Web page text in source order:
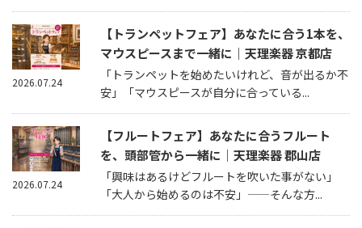
【トランペットフェア】あなたに合う1本を、
マウスピースまで一緒に｜天理楽器 京都店
「トランペットを始めたいけれど、音が出るか不
安」「マウスピースが自分に合っている...
2026.07.24
【フルートフェア】あなたに合うフルート
を、頭部管から一緒に｜天理楽器 郡山店
「興味はあるけどフルートを吹いた事がない」
「大人から始めるのは不安」——そんな方...
2026.07.24